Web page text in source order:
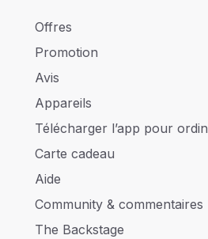
Offres
Promotion
Avis
Appareils
Télécharger l’app pour
Carte cadeau
Aide
Community & commentaires
The Backstage